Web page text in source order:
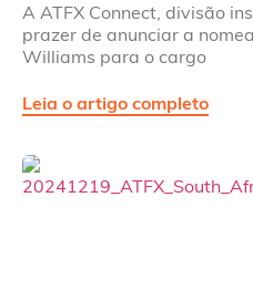
A ATFX Connect, divisão
prazer de anunciar a
Williams para o cargo
Leia o artigo completo